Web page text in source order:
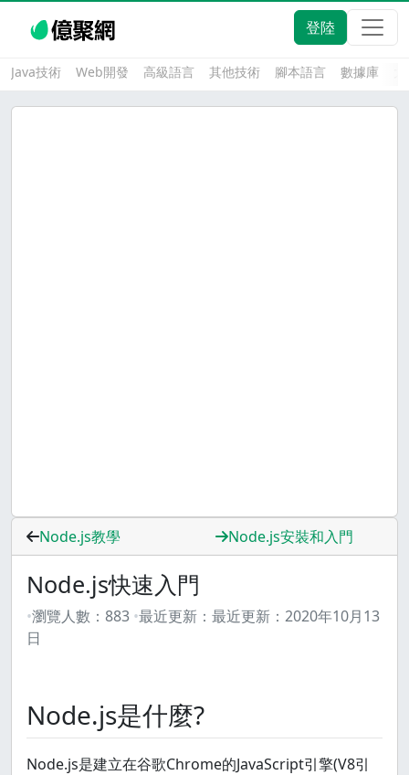
登陸
Java技術 Web開發 高級語言 其他技術 腳本語言 數據庫
Node.js教學 Node.js安裝和入門
Node.js快速入門
瀏覽人數： 883 最近更新： 最近更新： 2020年10月13
日
Node.js是什麼?
Node.js是建立在谷歌Chrome的JavaScript引擎(V8引